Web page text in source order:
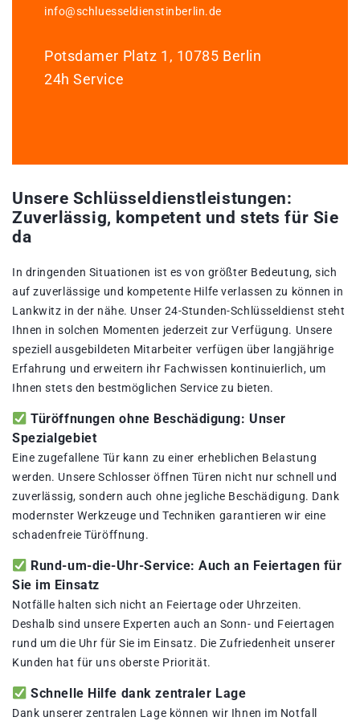
info@schluesseldienstinberlin.de
Potsdamer Platz 1, 10785 Berlin
24h Service
Unsere Schlüsseldienstleistungen:
Zuverlässig, kompetent und stets für Sie
da
In dringenden Situationen ist es von größter Bedeutung, sich
auf zuverlässige und kompetente Hilfe verlassen zu können in
Lankwitz in der nähe. Unser 24-Stunden-Schlüsseldienst steht
Ihnen in solchen Momenten jederzeit zur Verfügung. Unsere
speziell ausgebildeten Mitarbeiter verfügen über langjährige
Erfahrung und erweitern ihr Fachwissen kontinuierlich, um
Ihnen stets den bestmöglichen Service zu bieten.
Türöffnungen ohne Beschädigung: Unser
Spezialgebiet
Eine zugefallene Tür kann zu einer erheblichen Belastung
werden. Unsere Schlosser öffnen Türen nicht nur schnell und
zuverlässig, sondern auch ohne jegliche Beschädigung. Dank
modernster Werkzeuge und Techniken garantieren wir eine
schadenfreie Türöffnung.
Rund-um-die-Uhr-Service: Auch an Feiertagen für
Sie im Einsatz
Notfälle halten sich nicht an Feiertage oder Uhrzeiten.
Deshalb sind unsere Experten auch an Sonn- und Feiertagen
rund um die Uhr für Sie im Einsatz. Die Zufriedenheit unserer
Kunden hat für uns oberste Priorität.
Schnelle Hilfe dank zentraler Lage
Dank unserer zentralen Lage können wir Ihnen im Notfall